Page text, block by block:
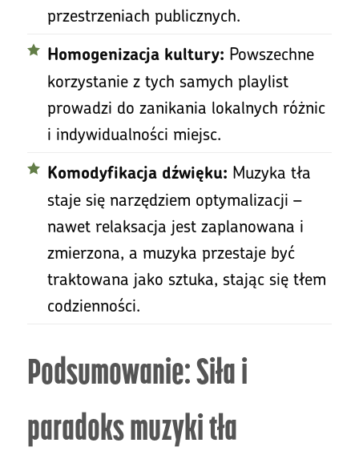
przestrzeniach publicznych.
Homogenizacja kultury: Powszechne
korzystanie z tych samych playlist
prowadzi do zanikania lokalnych różnic
i indywidualności miejsc.
Komodyfikacja dźwięku: Muzyka tła
staje się narzędziem optymalizacji –
nawet relaksacja jest zaplanowana i
zmierzona, a muzyka przestaje być
traktowana jako sztuka, stając się tłem
codzienności.
Podsumowanie: Siła i
paradoks muzyki tła